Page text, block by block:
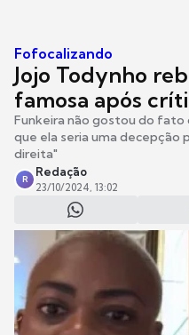
Fofocalizando
Jojo Todynho
famosa após
Funkeira não gostou do fato
que ela seria uma decepção
direita"
R
Redação
23/10/2024, 13:02